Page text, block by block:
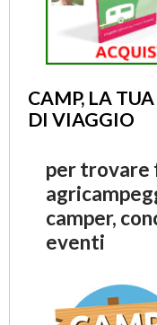
CAMP, LA
DI VIAGGIO
per trovare
camper,
eventi